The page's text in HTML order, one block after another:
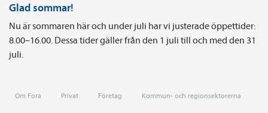
Glad sommar!
Nu är sommaren här och under juli har vi justerade öppettider:
8.00–16.00. Dessa tider gäller från den 1 juli till och med den 31
juli.
Om Fora Privat Företag Kommun- och regionsektorerna